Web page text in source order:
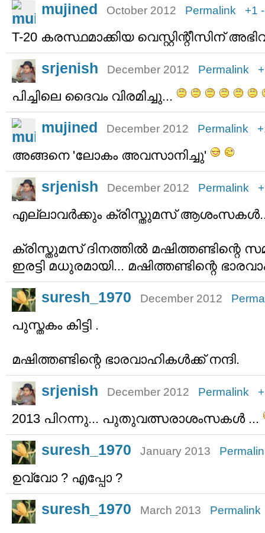
mujined October 2012 Permalink +1
T-20 കരസ്ഥമാക്കിയ വെസ്റ്റിന്റീസിന്
srjenish December 2012 Permalink
പിച്ചിലെ ദൈവം വിരമിച്ചു...
mujined December 2012 Permalink
അങ്ങനെ 'ലോകം അവസാനിച്ചു'
srjenish December 2012 Permalink
എല്ലാവര്‍ക്കും ക്രിസ്തുമസ്
ക്രിസ്തുമസ് ദിനത്തില്‍ മഷിത്തണ്ടിന്റെ
ഇരട്ടി മധുരമായി... മഷിത്തണ്ടിന്റെ
suresh_1970 December 2012
പുസ്തകം കിട്ടി .
മഷിത്തണ്ടിന്റെ ഭാരവാഹികള്‍ക്ക് നന്ദി.
srjenish December 2012 Permalink
2013 പിറന്നു... പുതുവത്സരാശംസകള്‍ ...
suresh_1970 January 2013
ഉവ്വോ ? എപ്പോ ?
suresh_1970 March 2013 Permalink